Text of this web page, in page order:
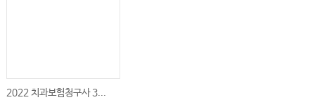
2022 치과보험청구사 3...